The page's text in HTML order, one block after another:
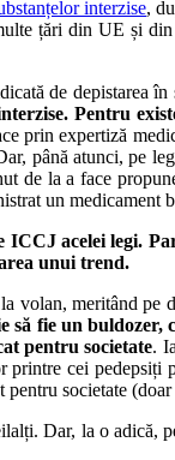
interzise,
țări din UE și
de depistarea
Pentru
prin expertiză
până atunci, pe
de la a face
un medicament
acelei legi.
unui trend.
volan, meritând
să fie un buldozer,
pentru societate.
cei
societate
Dar, la o adică,